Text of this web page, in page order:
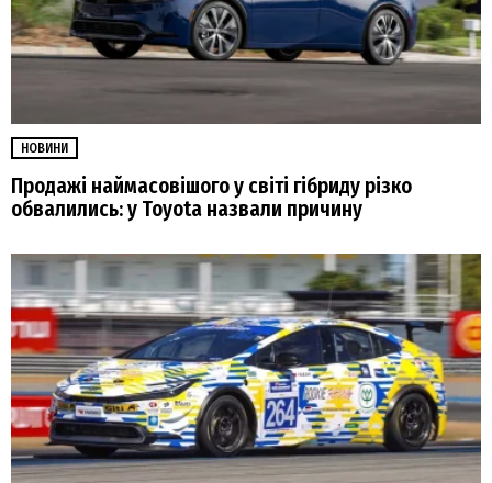
НОВИНИ
Продажі наймасовішого у світі гібриду різко
обвалились: у Toyota назвали причину